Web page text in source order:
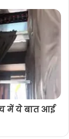
में ये बात आई